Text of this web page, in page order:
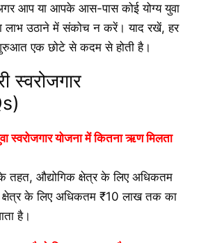
आप या आपके आस-पास कोई योग्य युवा
लाभ उठाने में संकोच न करें। याद रखें, हर
एक छोटे से कदम से होती है।
स्वरोजगार
स्वरोजगार योजना में कितना ऋण मिलता
तहत, औद्योगिक क्षेत्र के लिए अधिकतम
के लिए अधिकतम ₹10 लाख तक का
है।